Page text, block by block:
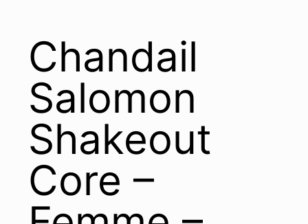
Chandail
Salomon
Shakeout
Core –